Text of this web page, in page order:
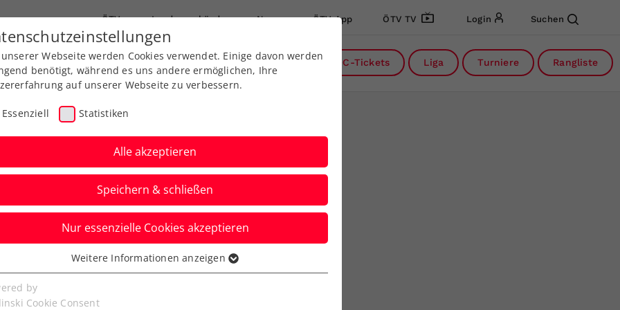
ÖTV Landesverbände News ÖTV App ÖTV TV Login Suchen
Ausbildung Services Über uns DC-Tickets Liga Turniere Rangliste
Ofner verzichtet
Webseite werden Cookies verwendet. Einige davon werden
benötigt, während es uns andere ermöglichen, Ihre
auf unserer Webseite zu verbessern.
Essenziell Statistiken
Alle akzeptieren
Speichern & schließen
Nur essenzielle Cookies akzeptieren
Cookies werden für grundlegende Funktionen der
benötigt. Dadurch ist gewährleistet, dass die Webseite
Weitere Informationen anzeigen
by
Cookie Consent